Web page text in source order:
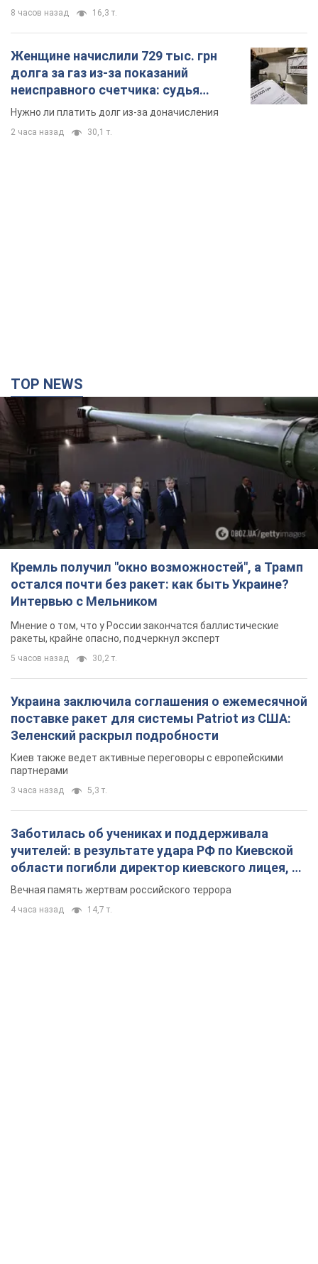
8 часов назад 16,3 т.
Женщине начислили 729 тыс. грн
долга за газ из-за показаний
неисправного счетчика: судья
вынес неожиданное решение
Нужно ли платить долг из-за доначисления
2 часа назад 30,1 т.
TOP NEWS
Кремль получил "окно возможностей", а Трамп
остался почти без ракет: как быть Украине?
Интервью с Мельником
Мнение о том, что у России закончатся баллистические
ракеты, крайне опасно, подчеркнул эксперт
5 часов назад 30,2 т.
Украина заключила соглашения о ежемесячной
поставке ракет для системы Patriot из США:
Зеленский раскрыл подробности
Киев также ведет активные переговоры с европейскими
партнерами
3 часа назад 5,3 т.
Заботилась об учениках и поддерживала
учителей: в результате удара РФ по Киевской
области погибли директор киевского лицея, её
муж и внук
Вечная память жертвам российского террора
4 часа назад 14,7 т.